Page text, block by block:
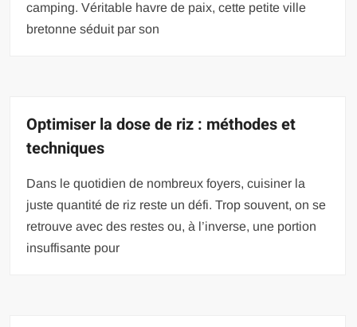
camping. Véritable havre de paix, cette petite ville
bretonne séduit par son
Optimiser la dose de riz : méthodes et
techniques
Dans le quotidien de nombreux foyers, cuisiner la
juste quantité de riz reste un défi. Trop souvent, on se
retrouve avec des restes ou, à l’inverse, une portion
insuffisante pour